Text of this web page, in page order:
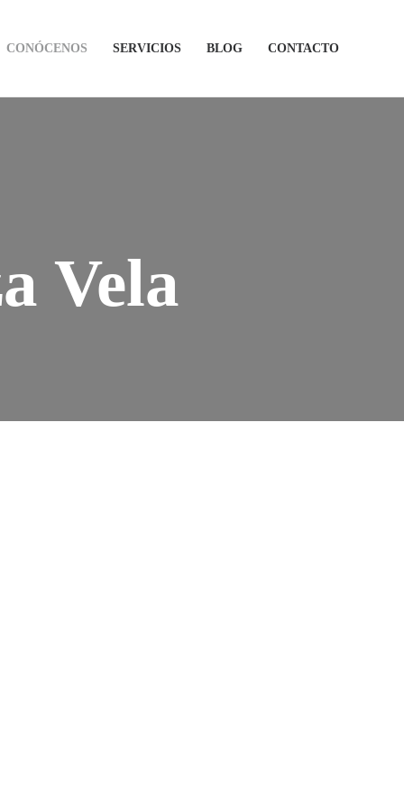
CONÓCENOS SERVICIOS BLOG CONTACTO
Vela